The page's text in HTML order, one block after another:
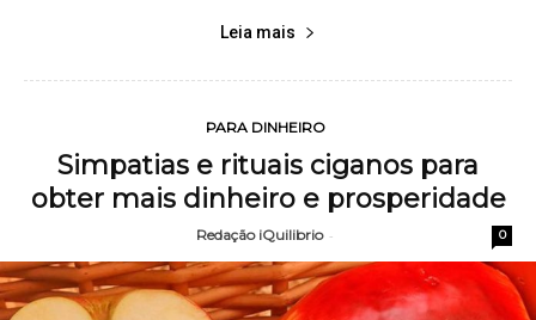
Leia mais
PARA DINHEIRO
Simpatias e rituais ciganos para
obter mais dinheiro e prosperidade
Redação iQuilibrio - 0